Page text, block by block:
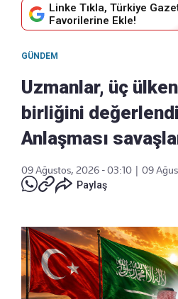
Linke Tıkla, Türkiye
Favorilerine Ekle!
GÜNDEM
Uzmanlar, üç
birliğini
Anlaşması
09 Ağustos, 2026 - 03:10 | 09
Paylaş